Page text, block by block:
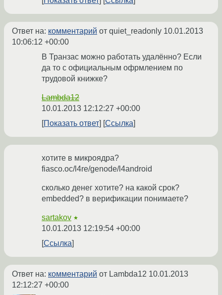
Ответ на: комментарий от quiet_readonly 10.01.2013
10:06:12 +00:00
В Транзас можно работать удалённо? Если
да то с официальным офрмлением по
трудовой книжке?
Lambda12
10.01.2013 12:12:27 +00:00
Показать ответ
Ссылка
хотите в микроядра?
fiasco.oc/l4re/genode/l4android
сколько денег хотите? на какой срок?
embedded? в верификации понимаете?
sartakov ★
10.01.2013 12:19:54 +00:00
Ссылка
Ответ на: комментарий от Lambda12 10.01.2013
12:12:27 +00:00